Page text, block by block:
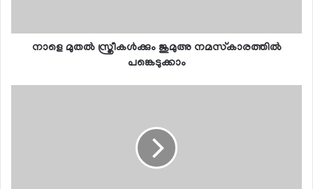
നാളെ മുതല്‍ സ്ത്രീകള്‍ക്കും ജുമുഅ നമസ്‌കാരത്തില്‍
പങ്കെടുക്കാം